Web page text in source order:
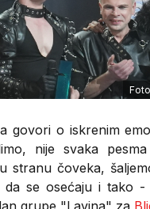
govori o iskrenim
nije svaka
stranu čoveka,
se osećaju i tako -
grupe "Lavina" za